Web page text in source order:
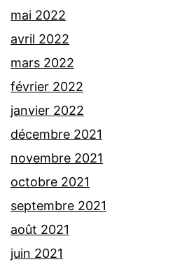
mai 2022
avril 2022
mars 2022
février 2022
janvier 2022
décembre 2021
novembre 2021
octobre 2021
septembre 2021
août 2021
juin 2021